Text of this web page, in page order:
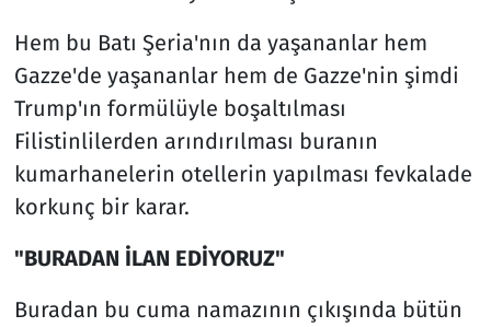
Hem bu Batı Şeria'nın da yaşananlar hem
Gazze'de yaşananlar hem de Gazze'nin şimdi
Trump'ın formülüyle boşaltılması
Filistinlilerden arındırılması buranın
kumarhanelerin otellerin yapılması fevkalade
korkunç bir karar.
"BURADAN İLAN EDİYORUZ"
Buradan bu cuma namazının çıkışında bütün